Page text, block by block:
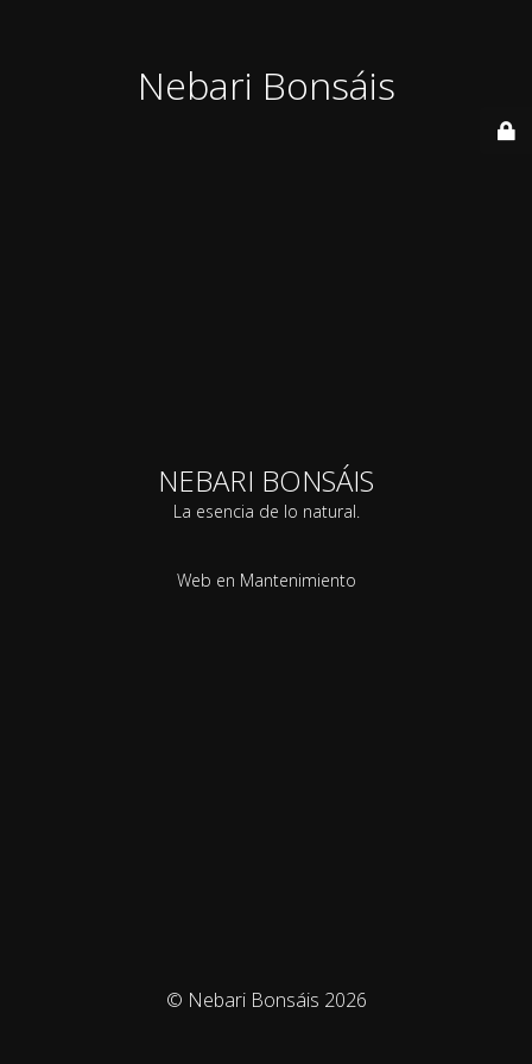
Nebari Bonsáis
NEBARI BONSÁIS
La esencia de lo natural.
Web en Mantenimiento
© Nebari Bonsáis 2026